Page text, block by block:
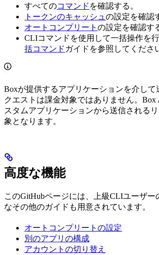
すべてのコマンド を確認する。
トークンのキャッシュの設定を確認
オートコンプリート の設定を確認す
CLIコマンドを使用して一括操作を行
括コマンド ガイドを参照してくださ
Boxが提供するアプリケーションを介して
クエストは課金対象ではありません。Box
スタムアプリケーションから送信される
象となります。
高度な機能
このGitHubページには、上級CLIユーザー
なその他のガイドも用意されています。
オートコンプリートの設定
別のアプリの構成
アカウントの切り替え